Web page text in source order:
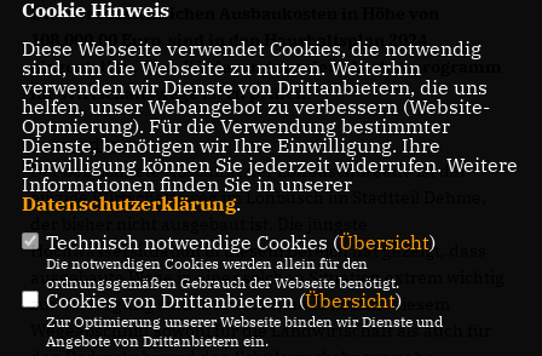
Die voraussichtlichen Ausbaukosten in Höhe von
108.000,00 Euro sind in den Haushaltsplan 2024
einzustellen. Eine Förderung aus dem Ausbauprogramm
für Wirtschaftswege ist zu prüfen.
Begründung:
Der bezeichnete Abschnitt der Lohbuschbreede ist der
einzige Wirtschaftsweg im Lohbusch im Stadtteil Dehme,
Hochwassersituation in diesem Bereich hat gezeigt, dass
ausgebaute Wege in einer solchen Situation extrem wichtig
zur Versorgung sind. Darüber hinaus kommt diesem
Wegeabschnitt sowohl für die Landwirtschaft als auch für
Cookie Hinweis
Diese Webseite verwendet Cookies, die notwendig
sind, um die Webseite zu nutzen. Weiterhin
verwenden wir Dienste von Drittanbietern, die uns
helfen, unser Webangebot zu verbessern (Website-
Optmierung). Für die Verwendung bestimmter
Dienste, benötigen wir Ihre Einwilligung. Ihre
Einwilligung können Sie jederzeit widerrufen. Weitere
Informationen finden Sie in unserer
Datenschutzerklärung.
Technisch notwendige Cookies (Übersicht)
Die notwendigen Cookies werden allein für den
ordnungsgemäßen Gebrauch der Webseite benötigt.
Cookies von Drittanbietern (Übersicht)
Zur Optimierung unserer Webseite binden wir Dienste und
Angebote von Drittanbietern ein.